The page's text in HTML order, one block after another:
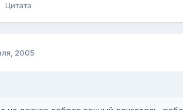
Цитата
2005